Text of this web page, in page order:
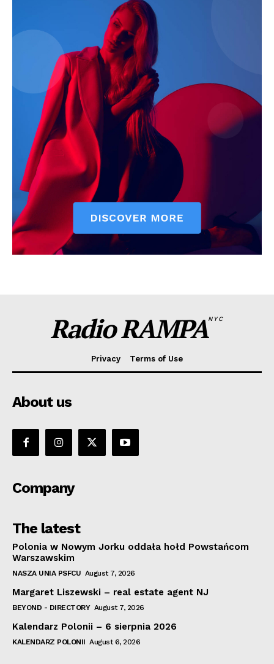
Radio RAMPANYC
Privacy Terms of Use
About us
Company
The latest
Polonia w Nowym Jorku oddała hołd Powstańcom
Warszawskim
NASZA UNIA PSFCU August 7, 2026
Margaret Liszewski – real estate agent NJ
BEYOND - DIRECTORY August 7, 2026
Kalendarz Polonii – 6 sierpnia 2026
KALENDARZ POLONII August 6, 2026